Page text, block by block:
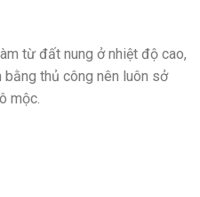
từ đất nung ở nhiệt độ cao,
thủ công nên luôn sở
mộc.